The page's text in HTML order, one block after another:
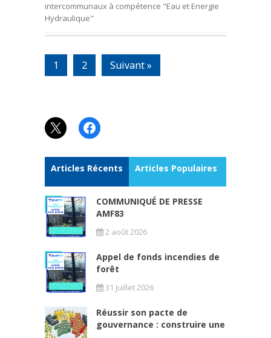
intercommunaux à compétence "Eau et Energie
Hydraulique"
1 2 Suivant »
X Facebook
Articles Récents Articles Populaires
COMMUNIQUÉ DE PRESSE
AMF83
2 août 2026
Appel de fonds incendies de
forêt
31 juillet 2026
Réussir son pacte de
gouvernance : construire une